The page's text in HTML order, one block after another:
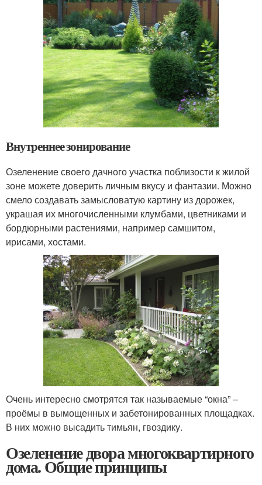
Внутреннее зонирование
Озеленение своего дачного участка поблизости к жилой
зоне можете доверить личным вкусу и фантазии. Можно
смело создавать замысловатую картину из дорожек,
украшая их многочисленными клумбами, цветниками и
бордюрными растениями, например самшитом,
ирисами, хостами.
Очень интересно смотрятся так называемые “окна” –
проёмы в вымощенных и забетонированных площадках.
В них можно высадить тимьян, гвоздику.
Озеленение двора многоквартирного
дома. Общие принципы